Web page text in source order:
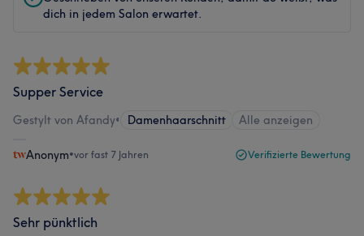
dich in jedem Salon erwartet.
Supper Service
Gestylt von Afandy• Damenhaarschnitt Alle anzeigen
Anonym•vor fast 7 Jahren Verifizierte Bewertung
Sehr pünktlich